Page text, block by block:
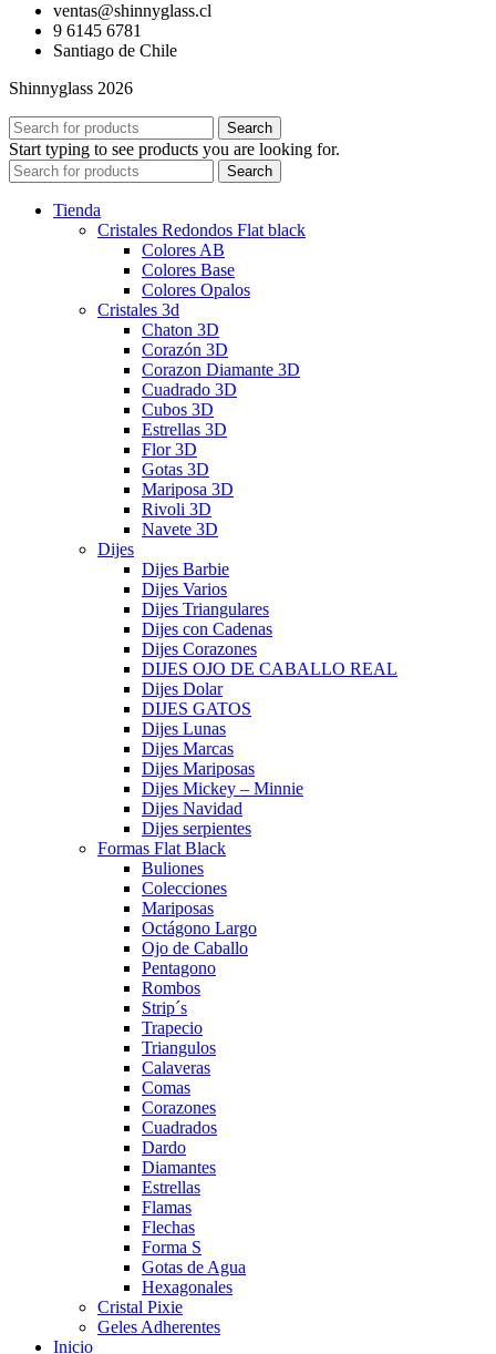
ventas@shinnyglass.cl
9 6145 6781
Santiago de Chile
Shinnyglass 2026
Search
Start typing to see products you are looking for.
Search
Tienda
Cristales Redondos Flat black
Colores AB
Colores Base
Colores Opalos
Cristales 3d
Chaton 3D
Corazón 3D
Corazon Diamante 3D
Cuadrado 3D
Cubos 3D
Estrellas 3D
Flor 3D
Gotas 3D
Mariposa 3D
Rivoli 3D
Navete 3D
Dijes
Dijes Barbie
Dijes Varios
Dijes Triangulares
Dijes con Cadenas
Dijes Corazones
DIJES OJO DE CABALLO REAL
Dijes Dolar
DIJES GATOS
Dijes Lunas
Dijes Marcas
Dijes Mariposas
Dijes Mickey – Minnie
Dijes Navidad
Dijes serpientes
Formas Flat Black
Buliones
Colecciones
Mariposas
Octágono Largo
Ojo de Caballo
Pentagono
Rombos
Strip´s
Trapecio
Triangulos
Calaveras
Comas
Corazones
Cuadrados
Dardo
Diamantes
Estrellas
Flamas
Flechas
Forma S
Gotas de Agua
Hexagonales
Cristal Pixie
Geles Adherentes
Inicio